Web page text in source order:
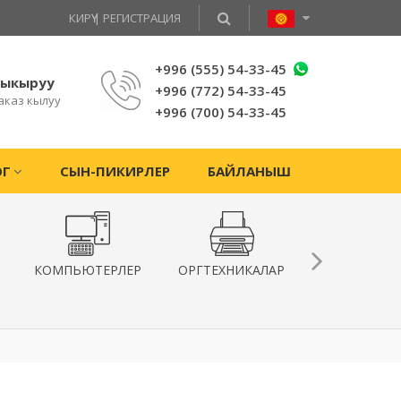
КИРҮҮ | РЕГИСТРАЦИЯ
кылуу
+996 (555) 54-33-45
+996 (772) 54-33-45
+996 (700) 54-33-45
СЫН-ПИКИРЛЕР БАЙЛАНЫШ
КОМПЬЮТЕРЛЕР ОРГТЕХНИКАЛАР